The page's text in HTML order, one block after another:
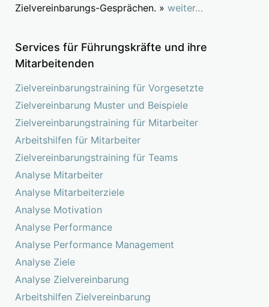
Zielvereinbarungs-Gesprächen. » weiter…
Services für Führungskräfte und ihre
Mitarbeitenden
Zielvereinbarungstraining für Vorgesetzte
Zielvereinbarung Muster und Beispiele
Zielvereinbarungstraining für Mitarbeiter
Arbeitshilfen für Mitarbeiter
Zielvereinbarungstraining für Teams
Analyse Mitarbeiter
Analyse Mitarbeiterziele
Analyse Motivation
Analyse Performance
Analyse Performance Management
Analyse Ziele
Analyse Zielvereinbarung
Arbeitshilfen Zielvereinbarung